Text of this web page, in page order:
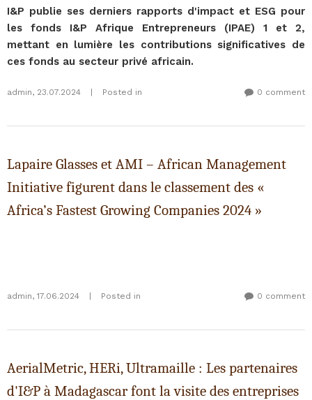
I&P publie ses derniers rapports d'impact et ESG pour
les fonds I&P Afrique Entrepreneurs (IPAE) 1 et 2,
mettant en lumière les contributions significatives de
ces fonds au secteur privé africain.
admin, 23.07.2024 Posted in 0 comment
Lapaire Glasses et AMI – African Management
Initiative figurent dans le classement des «
Africa’s Fastest Growing Companies 2024 »
admin, 17.06.2024 Posted in 0 comment
AerialMetric, HERi, Ultramaille : Les partenaires
d'I&P à Madagascar font la visite des entreprises